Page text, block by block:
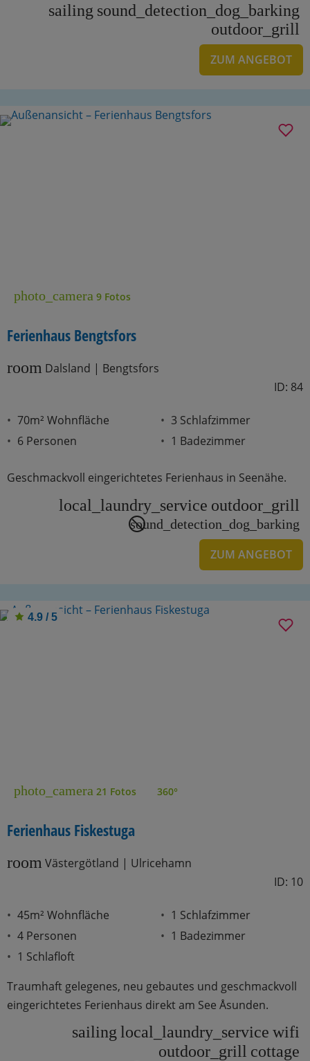
sailing sound_detection_dog_barking
outdoor_grill
ZUM ANGEBOT
photo_camera 9 Fotos
Ferienhaus Bengtsfors
room Dalsland | Bengtsfors
ID: 84
70m² Wohnfläche
6 Personen
3 Schlafzimmer
1 Badezimmer
Geschmackvoll eingerichtetes Ferienhaus in Seenähe.
local_laundry_service outdoor_grill
sound_detection_dog_barking
ZUM ANGEBOT
4.9 / 5
photo_camera 21 Fotos 360°
Ferienhaus Fiskestuga
room Västergötland | Ulricehamn
ID: 10
45m² Wohnfläche
4 Personen
1 Schlafloft
1 Schlafzimmer
1 Badezimmer
Traumhaft gelegenes, neu gebautes und geschmackvoll
eingerichtetes Ferienhaus direkt am See Åsunden.
sailing local_laundry_service wifi
outdoor_grill cottage